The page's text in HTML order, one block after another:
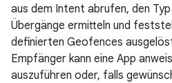
aus dem Intent abrufen, den
Übergänge ermitteln und
definierten Geofences
Empfänger kann eine App
auszuführen oder, falls